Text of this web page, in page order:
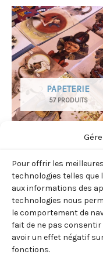
Pour offrir les
technologies telles que
aux informations des
technologies nous
le comportement de
fait de ne pas
avoir un effet négatif
fonctions.
PAPETERIE
57 PRODUITS
SPÉCIAL LANGUES
SIGNES